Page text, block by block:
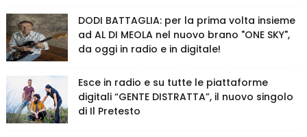
DODI BATTAGLIA: per la prima volta insieme
ad AL DI MEOLA nel nuovo brano "ONE SKY",
da oggi in radio e in digitale!
Esce in radio e su tutte le piattaforme
digitali “GENTE DISTRATTA”, il nuovo singolo
di Il Pretesto